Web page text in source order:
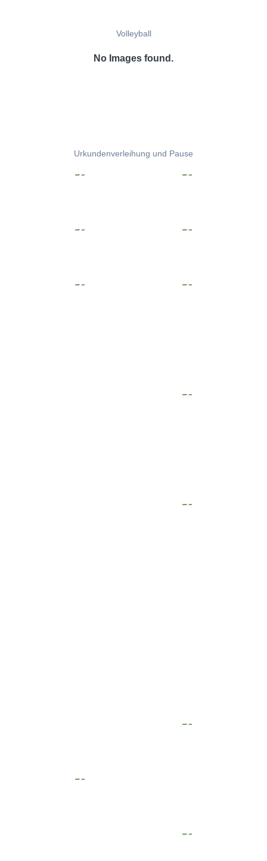
Volleyball
No Images found.
Urkundenverleihung und Pause